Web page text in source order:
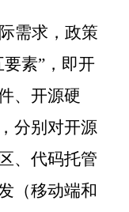
需求，政策
要素” ，即开
、开源硬
分别对开源
、代码托管
（移动端和